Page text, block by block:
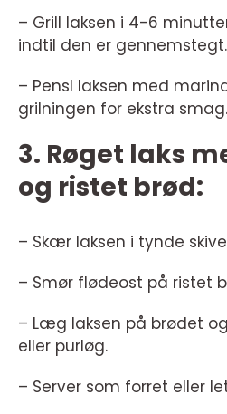
– Grill laksen i 4-6
indtil den er gennemstegt.
– Pensl laksen med
grilningen for ekstra smag.
3. Røget laks
og ristet brød:
– Skær laksen i tynde
– Smør flødeost på ristet
– Læg laksen på brødet
eller purløg.
– Server som forret eller